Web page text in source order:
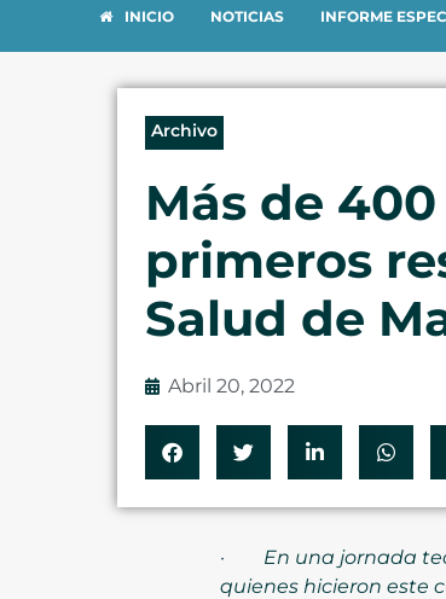
INICIO NOTICIAS INFORME
Archivo
Más de
primeros
Salud de
Abril 20, 2022
· En una jornada
quienes hicieron este